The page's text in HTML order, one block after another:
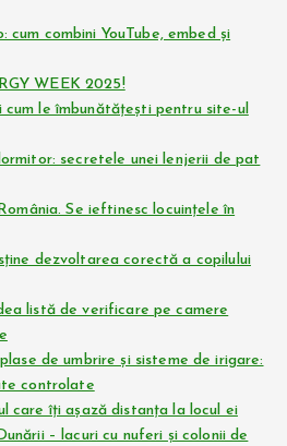
cum combini YouTube, embed și
WEEK 2025!
cum le îmbunătățești pentru site-ul
secretele unei lenjerii de pat
Se ieftinesc locuințele în
dezvoltarea corectă a copilului
listă de verificare pe camere
de umbrire și sisteme de irigare:
controlate
care îți așază distanța la locul ei
– lacuri cu nuferi și colonii de